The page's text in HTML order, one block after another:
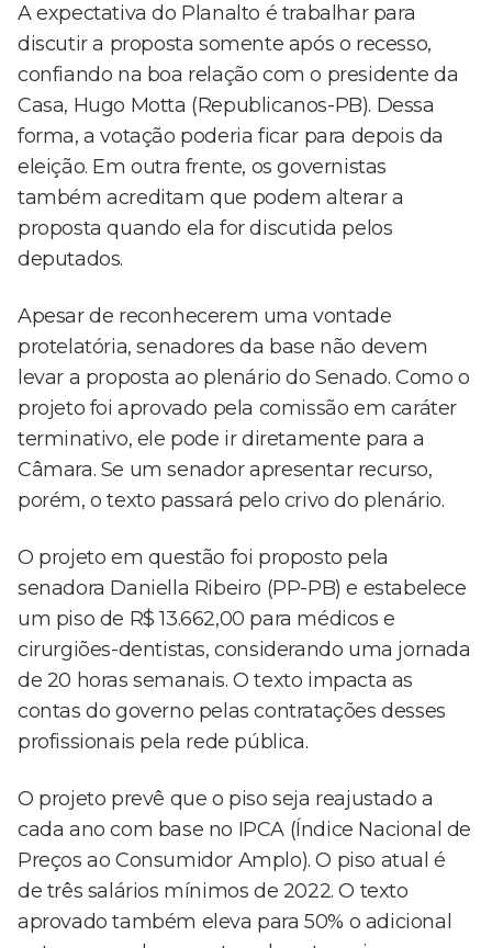
A expectativa do Planalto é trabalhar para
discutir a proposta somente após o recesso,
confiando na boa relação com o presidente da
Casa, Hugo Motta (Republicanos-PB). Dessa
forma, a votação poderia ficar para depois da
eleição. Em outra frente, os governistas
também acreditam que podem alterar a
proposta quando ela for discutida pelos
deputados.
Apesar de reconhecerem uma vontade
protelatória, senadores da base não devem
levar a proposta ao plenário do Senado. Como o
projeto foi aprovado pela comissão em caráter
terminativo, ele pode ir diretamente para a
Câmara. Se um senador apresentar recurso,
porém, o texto passará pelo crivo do plenário.
O projeto em questão foi proposto pela
senadora Daniella Ribeiro (PP-PB) e estabelece
um piso de R$ 13.662,00 para médicos e
cirurgiões-dentistas, considerando uma jornada
de 20 horas semanais. O texto impacta as
contas do governo pelas contratações desses
profissionais pela rede pública.
O projeto prevê que o piso seja reajustado a
cada ano com base no IPCA (Índice Nacional de
Preços ao Consumidor Amplo). O piso atual é
de três salários mínimos de 2022. O texto
aprovado também eleva para 50% o adicional